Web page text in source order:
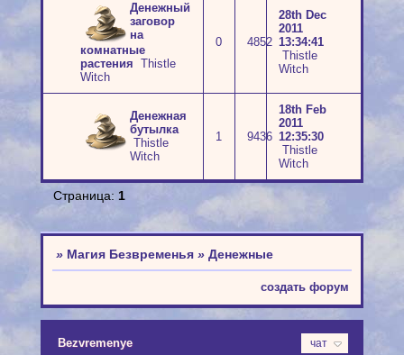
Денежный
заговор
на
комнатные
растения Thistle
Witch
0 4852
28th Dec
2011
13:34:41
Thistle
Witch
Денежная
бутылка
Thistle
Witch
1 9436
18th Feb
2011
12:35:30
Thistle
Witch
Страница: 1
» Магия Безвременья » Денежные
создать форум